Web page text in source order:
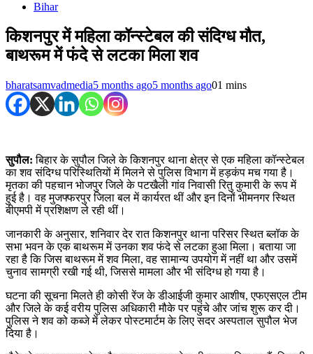
Bihar
किशनपुर में महिला कॉन्स्टेबल की संदिग्ध मौत,
बाथरूम में फंदे से लटका मिला शव
bharatsamvadmedia5 months ago5 months ago01 mins
सुपौल: बिहार के सुपौल जिले के किशनपुर थाना क्षेत्र से एक महिला कॉन्स्टेबल
का शव संदिग्ध परिस्थितियों में मिलने से पुलिस विभाग में हड़कंप मच गया है।
मृतका की पहचान भोजपुर जिले के पटखैली गांव निवासी रितु कुमारी के रूप में
हुई है। वह मुजफ्फरपुर जिला बल में कार्यरत थीं और इन दिनों भीमनगर स्थित
बीएमपी में प्रशिक्षण ले रही थीं।
जानकारी के अनुसार, शनिवार देर रात किशनपुर थाना परिसर स्थित ब्लॉक के
सभा भवन के एक बाथरूम में उनका शव फंदे से लटका हुआ मिला। बताया जा
रहा है कि जिस बाथरूम में शव मिला, वह सामान्य उपयोग में नहीं था और उसमें
चुनाव सामग्री रखी गई थी, जिससे मामला और भी संदिग्ध हो गया है।
घटना की सूचना मिलते ही कोसी रेंज के डीआईजी कुमार आशीष, एफएसएल टीम
और जिले के कई वरीय पुलिस अधिकारी मौके पर पहुंचे और जांच शुरू कर दी।
पुलिस ने शव को कब्जे में लेकर पोस्टमार्टम के लिए सदर अस्पताल सुपौल भेज
दिया है।